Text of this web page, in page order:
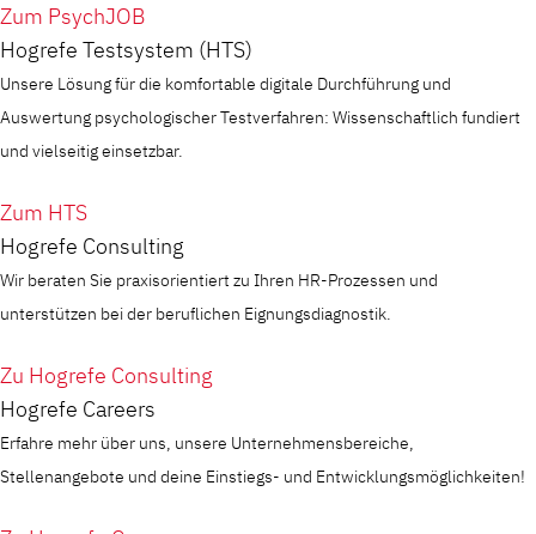
Zum PsychJOB
Hogrefe Testsystem (HTS)
Unsere Lösung für die komfortable digitale Durchführung und
Auswertung psychologischer Testverfahren: Wissenschaftlich fundiert
und vielseitig einsetzbar.
Zum HTS
Hogrefe Consulting
Wir beraten Sie praxisorientiert zu Ihren HR-Prozessen und
unterstützen bei der beruflichen Eignungsdiagnostik.
Zu Hogrefe Consulting
Hogrefe Careers
Erfahre mehr über uns, unsere Unternehmensbereiche,
Stellenangebote und deine Einstiegs- und Entwicklungsmöglichkeiten!